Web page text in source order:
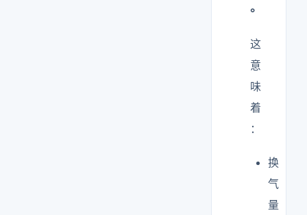
。
这
意
味
着
：
换
气
量